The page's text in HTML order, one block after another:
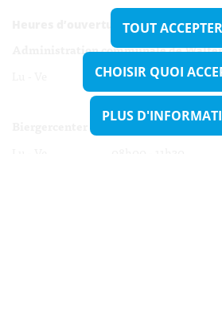
Heures d’ouverture:
Administration communale de
Lu - Ve 08h00 - 11h30
13h30 - 16h00
TOUT ACCEPTER
CHOISIR QUOI
PLUS